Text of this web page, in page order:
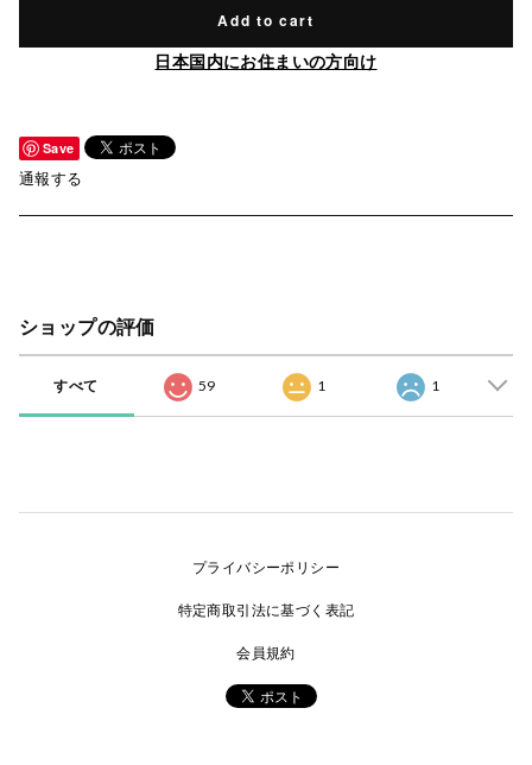
Add to cart
日本国内にお住まいの方向け
Save
通報する
ショップの評価
すべて 59 1 1
プライバシーポリシー
特定商取引法に基づく表記
会員規約